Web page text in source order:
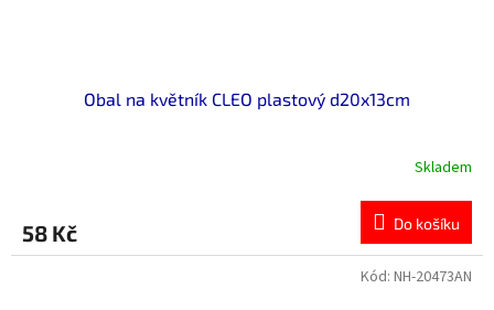
Obal na květník CLEO plastový d20x13cm
Skladem
58 Kč Do košíku
Kód: NH-20473AN